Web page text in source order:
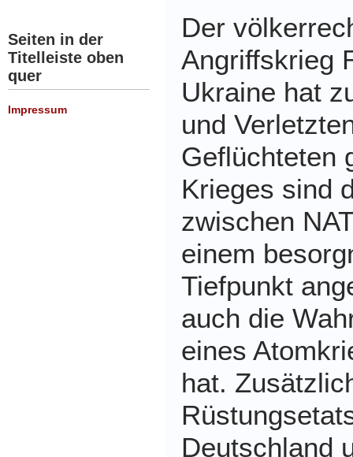
Seiten in der
Titelleiste oben
quer
Impressum
Der
Angriffskrieg
Ukraine hat
und
Geflüchteten
Krieges sind
zwischen
einem
Tiefpunkt
auch die
eines
hat.
Deutschland